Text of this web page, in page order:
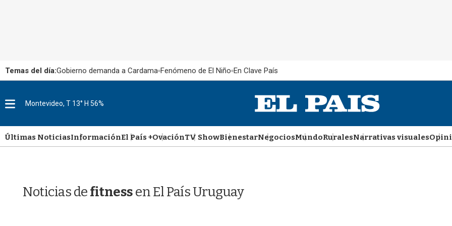
Temas del día:Gobierno demanda a Cardama Fenómeno de El Niño En Clave País
M
u
Montevideo, T 13° H 56%
Últimas NoticiasInformaciónEl País +OvaciónTV ShowBienestarNegociosMundoRuralesNarrativas visuales
Noticias defitnessen El País Uruguay